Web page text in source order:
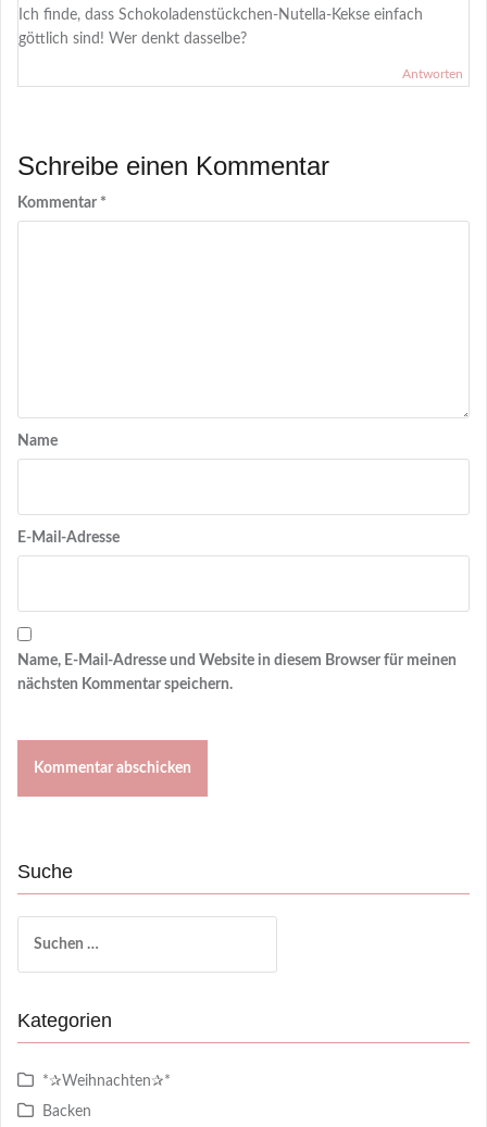
Ich finde, dass Schokoladenstückchen-Nutella-Kekse einfach
göttlich sind! Wer denkt dasselbe?
Antworten
Schreibe einen Kommentar
Kommentar *
Name
E-Mail-Adresse
Name, E-Mail-Adresse und Website in diesem Browser für meinen
nächsten Kommentar speichern.
Suche
nach:
Kategorien
*✰Weihnachten✰*
Backen